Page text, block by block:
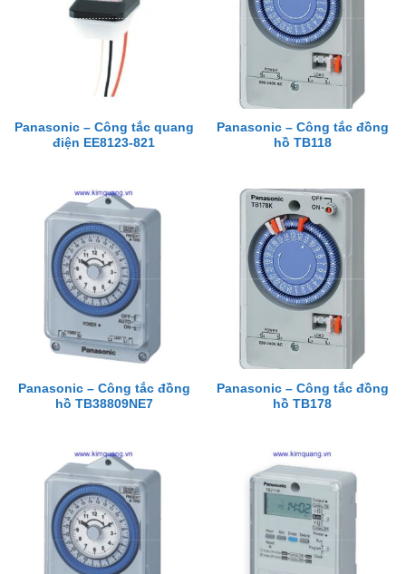
Panasonic – Công tắc quang
điện EE8123-821
Panasonic – Công tắc đồng
hồ TB118
Panasonic – Công tắc đồng
hồ TB38809NE7
Panasonic – Công tắc đồng
hồ TB178